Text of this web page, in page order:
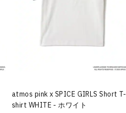
atmos pink x SPICE GIRLS Short T-
shirt WHITE - ホワイト